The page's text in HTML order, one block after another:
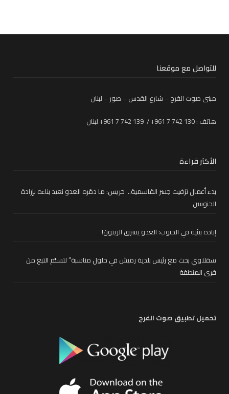
للتواصل مع موقعنا
مبنى صوت الفرح – شارع القدس – صور – لبنان
هاتف : 130 742 7 961+ / 139 742 7 961+ لبنان
الأكثر قراءة
بدء أعمال تزفيت جسر القاسمية.. خريس: ما دمّره العدو نعيد بناءه بإرادة
الجنوبيين
إبادة بيئية في الجنوب: العدو يسرق الزيتون!
سقلاوي بحث مع رئيس بلدية رميش في حلول مناسبة” لتسلُّم التبغ من
قرى المنطقة
تحميل تطبيق صوت الفرح